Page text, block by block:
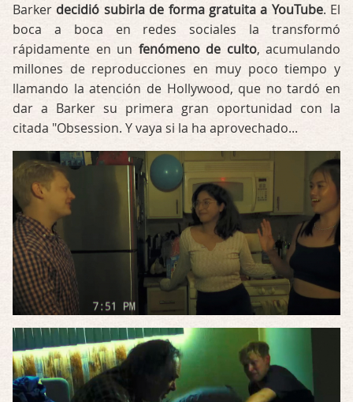
Barker decidió subirla de forma gratuita a YouTube. El
boca a boca en redes sociales la transformó
rápidamente en un fenómeno de culto, acumulando
millones de reproducciones en muy poco tiempo y
llamando la atención de Hollywood, que no tardó en
dar a Barker su primera gran oportunidad con la
citada "Obsession. Y vaya si la ha aprovechado...